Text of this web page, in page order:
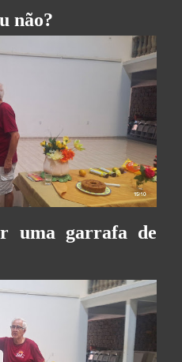
não?
uma garrafa de